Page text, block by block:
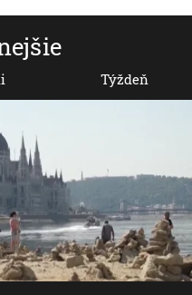
Týždeň